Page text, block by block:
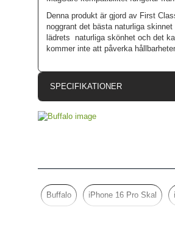
Denna produkt är gjord av First
noggrant det bästa naturliga
lädrets naturliga skönhet och det
kommer inte att påverka
SPECIFIKATIONER
Egenskaper
Färg
Material
Buffalo iPhone 16 Pro Skal